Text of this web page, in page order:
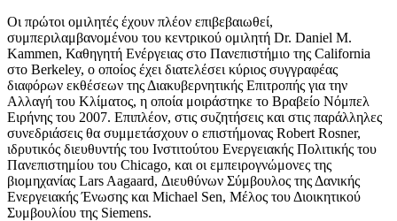
Οι πρώτοι ομιλητές έχουν πλέον επιβεβαιωθεί,
συμπεριλαμβανομένου του κεντρικού ομιλητή Dr. Daniel M.
Kammen, Καθηγητή Ενέργειας στο Πανεπιστήμιο της California
στο Berkeley, ο οποίος έχει διατελέσει κύριος συγγραφέας
διαφόρων εκθέσεων της Διακυβερνητικής Επιτροπής για την
Αλλαγή του Κλίματος, η οποία μοιράστηκε το Βραβείο Νόμπελ
Ειρήνης του 2007. Επιπλέον, στις συζητήσεις και στις παράλληλες
συνεδριάσεις θα συμμετάσχουν ο επιστήμονας Robert Rosner,
ιδρυτικός διευθυντής του Ινστιτούτου Ενεργειακής Πολιτικής του
Πανεπιστημίου του Chicago, και οι εμπειρογνώμονες της
βιομηχανίας Lars Aagaard, Διευθύνων Σύμβουλος της Δανικής
Ενεργειακής Ένωσης και Michael Sen, Μέλος του Διοικητικού
Συμβουλίου της Siemens.